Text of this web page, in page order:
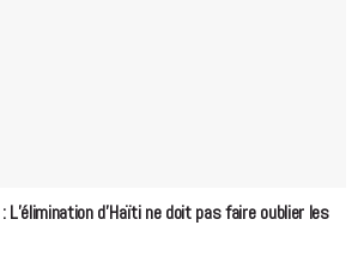
L’élimination d’Haïti ne doit pas faire oublier les